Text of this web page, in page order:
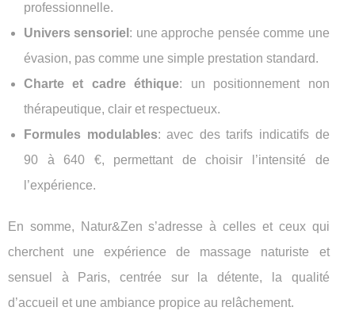
professionnelle.
Univers sensoriel : une approche pensée comme une
évasion, pas comme une simple prestation standard.
Charte et cadre éthique: un positionnement non
thérapeutique, clair et respectueux.
Formules modulables: avec des tarifs indicatifs de
90 à 640 €, permettant de choisir l’intensité de
l’expérience.
En somme, Natur&Zen s’adresse à celles et ceux qui
cherchent une expérience de massage naturiste et
sensuel à Paris, centrée sur la détente, la qualité
d’accueil et une ambiance propice au relâchement.